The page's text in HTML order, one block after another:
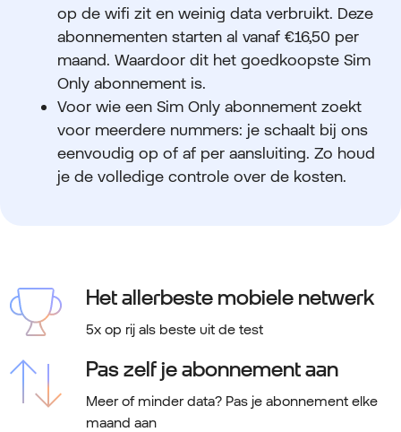
op de wifi zit en weinig data verbruikt. Deze
abonnementen starten al vanaf €16,50 per
maand. Waardoor dit het goedkoopste Sim
Only abonnement is.
Voor wie een Sim Only abonnement zoekt
voor meerdere nummers: je schaalt bij ons
eenvoudig op of af per aansluiting. Zo houd
je de volledige controle over de kosten.
Het allerbeste mobiele netwerk
5x op rij als beste uit de test
Pas zelf je abonnement aan
Meer of minder data? Pas je abonnement elke
maand aan